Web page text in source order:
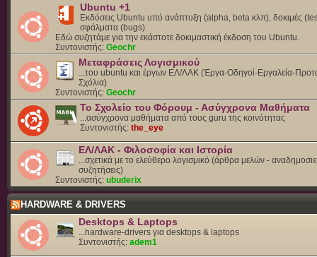
Ubuntu +1
Εκδόσεις Ubuntu υπό ανάπτυξη (alpha, beta κλπ), δοκιμές
σφάλματα (bugs).
Eδώ συζητάμε για την εκάστοτε δοκιμαστική έκδοση του Ubuntu.
Συντονιστής: Geochr
Μεταφράσεις Λογισμικού
...του ubuntu και έργων ΕΛ/ΛΑΚ (Έργα-Οδηγοί-Εργαλεία-
Σχόλια)
Συντονιστής: Geochr
Το Σχολείο του Φόρουμ - Ασύγχρονα Μαθήματα
...ασύγχρονα μαθήματα από τους guru της κοινότητας
Συντονιστής: the_eye
ΕΛ/ΛΑΚ - Φιλοσοφία και Ιστορία
...σχετικά με το ελεύθερο λογισμικό (άρθρα μελών -
συζητήσεις)
Συντονιστής: ubuderix
HARDWARE & DRIVERS
Desktops & Laptops
...hardware-drivers για desktops & laptops
Συντονιστής: adem1